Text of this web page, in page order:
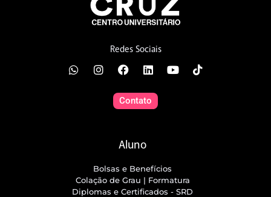
Redes Sociais
Contato
Aluno
Bolsas e Benefícios
Colação de Grau | Formatura
Diplomas e Certificados - SRD